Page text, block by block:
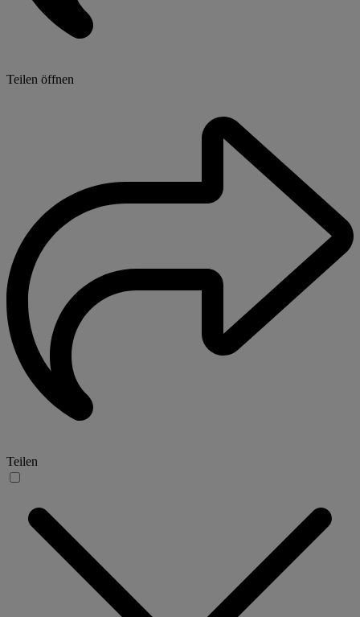
Teilen öffnen
Teilen